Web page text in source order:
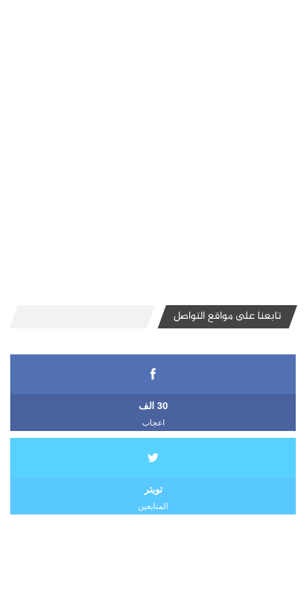
تابعنا على مواقع التواصل
30 الف
اعجاب
تويتر
المتابعين